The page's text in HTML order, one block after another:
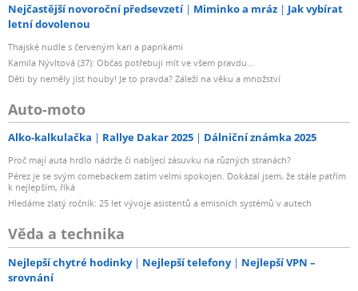
Nejčastější novoroční předsevzetí Miminko a mráz
Jak vybírat
letní dovolenou
Thajské nudle s červeným kari a paprikami
Kamila Nývltová (37): Občas potřebuji mít ve všem pravdu...
Děti by neměly jíst houby! Je to pravda? Záleží na věku a množství
Auto-moto
Alko-kalkulačka Rallye Dakar 2025 Dálniční známka 2025
Proč mají auta hrdlo nádrže či nabíjecí zásuvku na různých stranách?
Pérez je se svým comebackem zatím velmi spokojen. Dokázal jsem, že stále patřím
k nejlepším, říká
Hledáme zlatý ročník: 25 let vývoje asistentů a emisních systémů v autech
Věda a technika
Nejlepší chytré hodinky Nejlepší telefony
Nejlepší VPN –
srovnání